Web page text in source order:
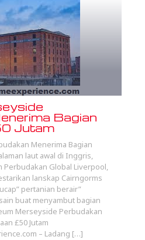
Bagian
Jutam
Menerima Bagian
laut awal di Inggris,
Perbudakan Global Liverpool,
lanskap Cairngorms
pertanian berair”
buat menyambut bagian
Merseyside Perbudakan
£50 Jutam
– Ladang […]